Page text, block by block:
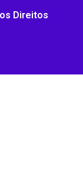
Direitos